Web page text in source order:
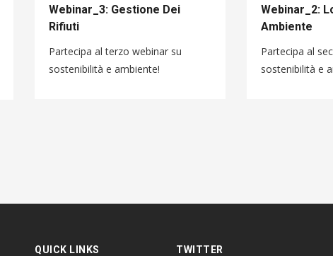
Webinar_3: Gestione Dei
Rifiuti
Partecipa al terzo webinar su
sostenibilità e ambiente!
Webinar_2:
Ambiente
Partecipa al
sostenibilità e
QUICK LINKS TWITTER